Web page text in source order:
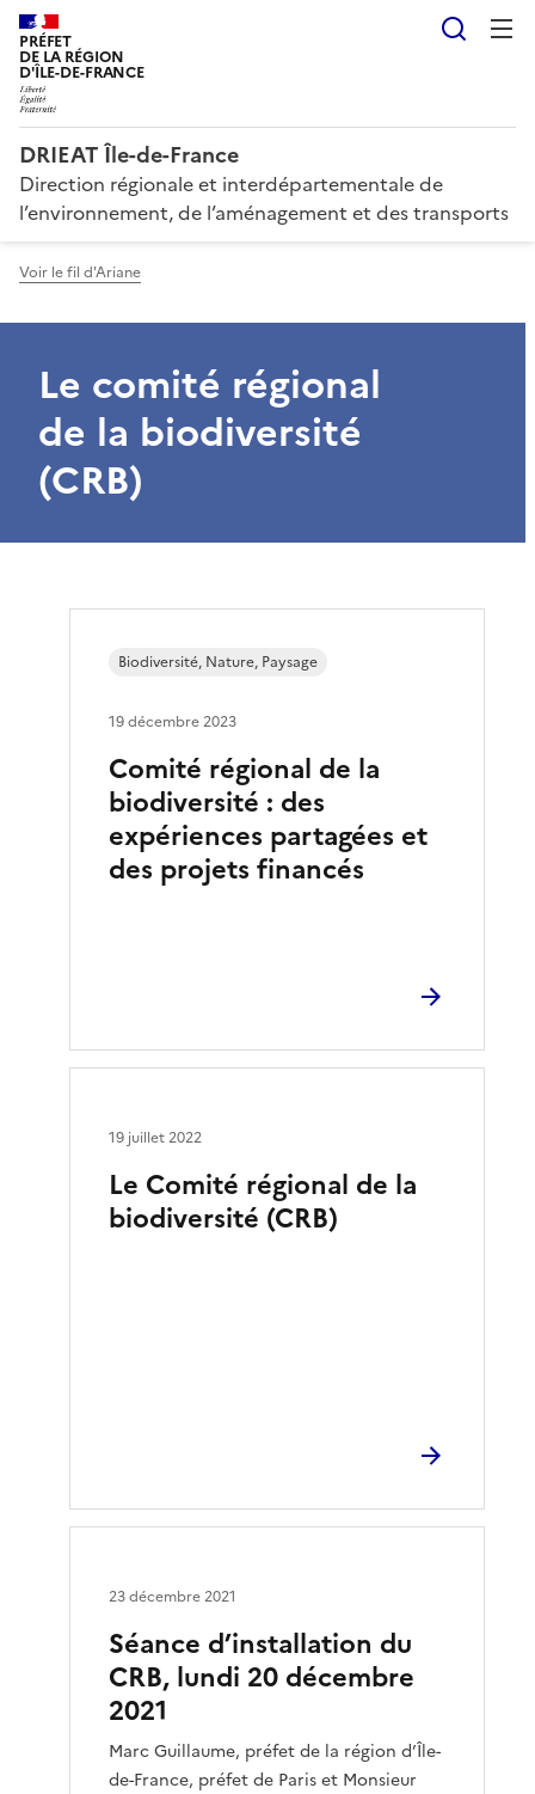
PRÉFET
DE LA RÉGION
D'ÎLE-DE-FRANCE
DRIEAT Île-de-France
Direction régionale et interdépartementale de
l’environnement, de l’aménagement et des transports
Voir le fil d'Ariane
Le comité régional
de la biodiversité
(CRB)
Comité régional de la
biodiversité : des
expériences partagées et
des projets financés
Biodiversité, Nature, Paysage
19 décembre 2023
Le Comité régional de la
biodiversité (CRB)
19 juillet 2022
Séance d’installation du
CRB, lundi 20 décembre
2021
Marc Guillaume, préfet de la région d’Île-
de-France, préfet de Paris et Monsieur
23 décembre 2021